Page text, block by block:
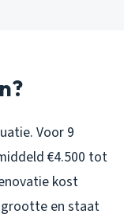
Voor 9
€4.500 tot
kost
grootte en staat